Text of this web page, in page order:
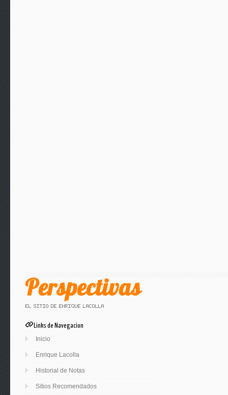
Links de Navegacion
Inicio
Enrique Lacolla
Historial de Notas
Sitios Recomendados